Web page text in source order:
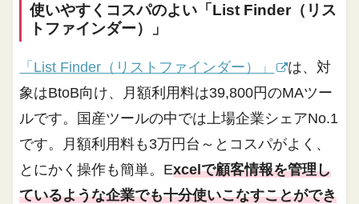
使いやすくコスパのよい「List Finder（リス
トファインダー）」
「List Finder（リストファインダー）」
は、対
象はBtoB向け、月額利用料は39,800円のMAツー
ルです。国産ツールの中では上場企業シェアNo.1
です。月額利用料も3万円台～とコスパがよく、
とにかく操作も簡単。Excelで顧客情報を管理し
ているような企業でも十分使いこなすことができ